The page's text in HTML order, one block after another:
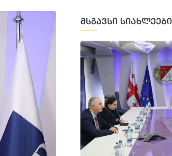
მსგავსი სიახლეები